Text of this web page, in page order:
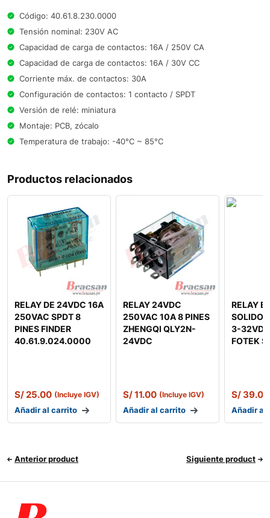
Código: 40.61.8.230.0000
Tensión nominal: 230V AC
Capacidad de carga de contactos: 16A / 250V CA
Capacidad de carga de contactos: 16A / 30V CC
Corriente máx. de contactos: 30A
Configuración de contactos: 1 contacto / SPDT
Versión de relé: miniatura
Montaje: PCB, zócalo
Temperatura de trabajo: -40°C ~ 85°C
Productos relacionados
RELAY DE 24VDC 16A
250VAC SPDT 8
PINES FINDER
40.61.9.024.0000
S/25.00 (Incluye IGV)
Añadir al carrito
RELAY 24VDC
250VAC 10A 8 PINES
ZHENGQI QLY2N-
24VDC
S/11.00 (Incluye IGV)
Añadir al carrito
RELAY
SOLIDO
3-
FOTEK
S/39.00
Añadir al
Anterior product Siguiente product